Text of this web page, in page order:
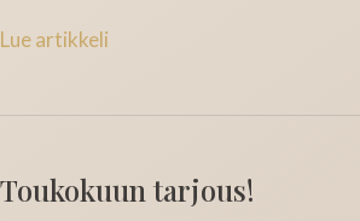
Lue artikkeli
Toukokuun tarjous!